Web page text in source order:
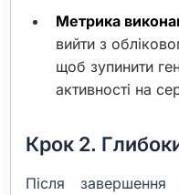
Метрика
вийти з
щоб зупинити
активності на
Крок 2.
Після завершення